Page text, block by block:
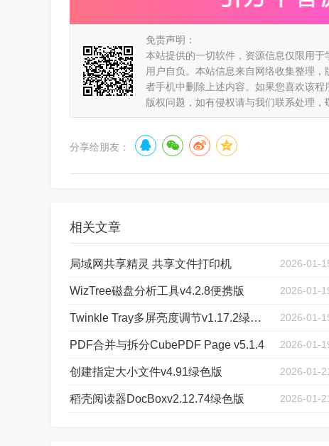
免责声明：
本站提供的一切软件，资源信息仅限用
用户自负。本站信息来自网络收集整理
者手机中删除上述内容。如果您喜欢该
版权问题，如有侵权请与我们联系处理，
分享给朋友：
相关文章
局域网共享精灵 共享文件打印机 2026-01-
WizTree磁盘分析工具v4.2.8便携版 2026-01-
Twinkle Tray多屏亮度调节v1.17.2绿色版 2026-01-
PDF合并与拆分CubePDF Page v5.1.4 2026-01-
创建指定大小文件v4.91绿色版 2026-01-
稻壳阅读器DocBoxv2.12.74绿色版 2026-01-